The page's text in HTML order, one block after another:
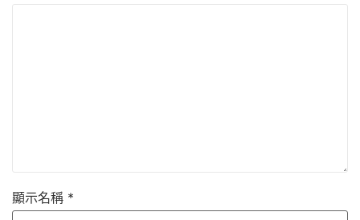
顯示名稱 *